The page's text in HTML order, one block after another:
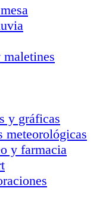
y gráficas
meteorológicas
y farmacia